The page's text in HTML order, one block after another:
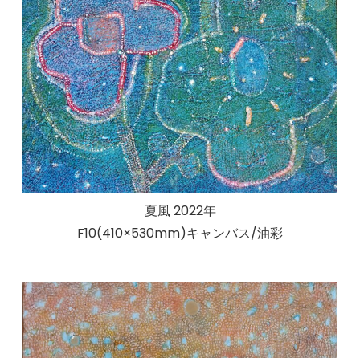
夏風 2022年
F10(410×530mm)キャンバス/油彩